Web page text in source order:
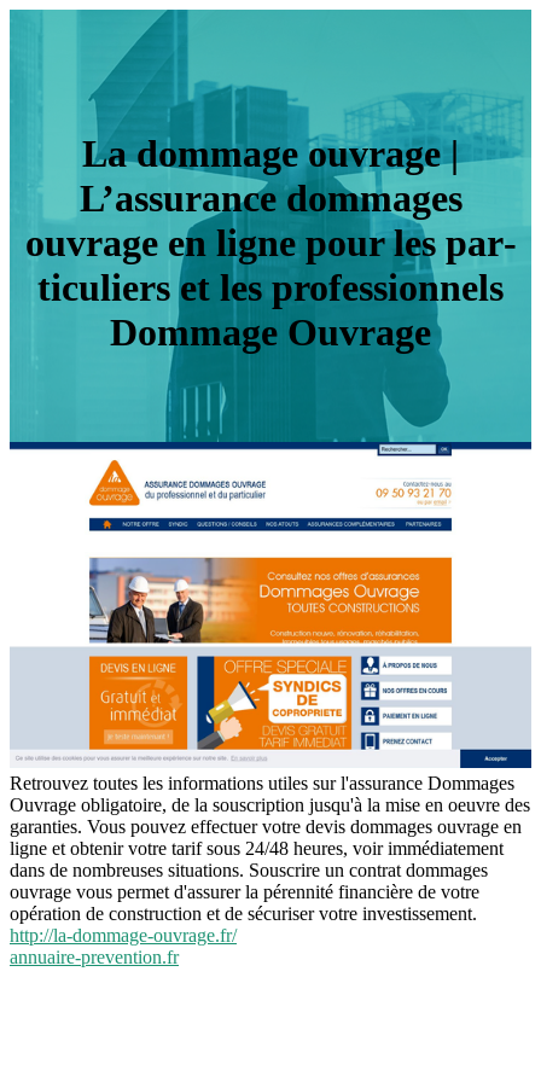
La dommage ouvrage |
L’assurance dommages
ouvrage en ligne pour les par­
ticu­liers et les profes­sion­nels
Dommage Ouvrage
Retrouvez toutes les informations utiles sur l'assurance Dommages
Ouvrage obligatoire, de la souscription jusqu'à la mise en oeuvre des
garanties. Vous pouvez effectuer votre devis dommages ouvrage en
ligne et obtenir votre tarif sous 24/48 heures, voir immédiatement
dans de nombreuses situations. Souscrire un contrat dommages
ouvrage vous permet d'assurer la pérennité financière de votre
opération de construction et de sécuriser votre investissement.
http://la-dommage-ouvrage.fr/
annuaire-prevention.fr